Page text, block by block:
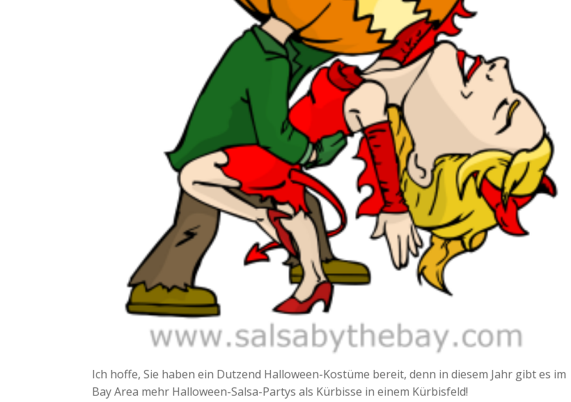
Ich hoffe, Sie haben ein Dutzend Halloween-Kostüme bereit, denn in diesem Jahr gibt es im
Bay Area mehr Halloween-Salsa-Partys als Kürbisse in einem Kürbisfeld!